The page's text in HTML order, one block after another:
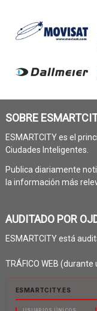
SOBRE
ESMARTCITY es el
Ciudades Inteligentes.
Publica diariamente
la información más
AUDITADO POR
ESMARTCITY está
TRÁFICO WEB